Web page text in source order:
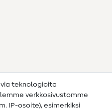
teknologioita
verkkosivustomme
IP-osoite), esimerkiksi